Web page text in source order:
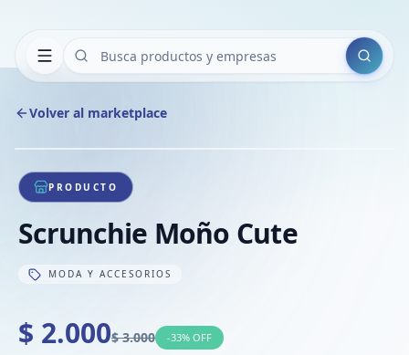
Buscar
Volver al marketplace
1/1
PRODUCTO
Scrunchie Moño Cute
MODA Y ACCESORIOS
$ 2.000$ 3.000 -33% OFF